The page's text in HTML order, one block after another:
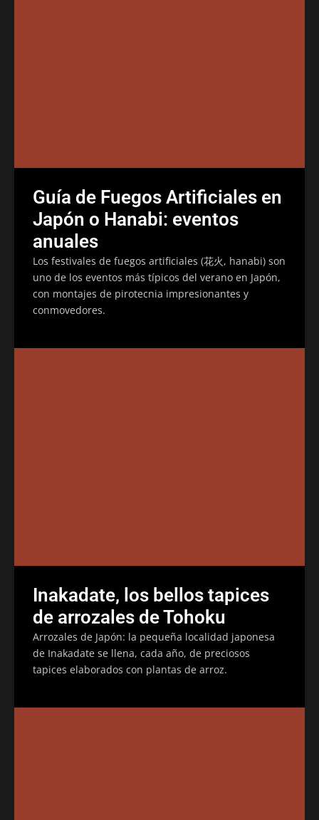
Guía de Fuegos Artificiales en
Japón o Hanabi: eventos
anuales
Los festivales de fuegos artificiales (花火, hanabi) son
uno de los eventos más típicos del verano en Japón,
con montajes de pirotecnia impresionantes y
conmovedores.
Inakadate, los bellos tapices
de arrozales de Tohoku
Arrozales de Japón: la pequeña localidad japonesa
de Inakadate se llena, cada año, de preciosos
tapices elaborados con plantas de arroz.